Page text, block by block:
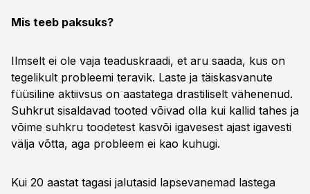
Mis teeb paksuks?
Ilmselt ei ole vaja teaduskraadi, et aru saada, kus on
tegelikult probleemi teravik. Laste ja täiskasvanute
füüsiline aktiivsus on aastatega drastiliselt vähenenud.
Suhkrut sisaldavad tooted võivad olla kui kallid tahes ja
võime suhkru toodetest kasvõi igavesest ajast igavesti
välja võtta, aga probleem ei kao kuhugi.
Kui 20 aastat tagasi jalutasid lapsevanemad lastega